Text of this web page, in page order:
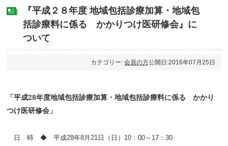
『平成２８年度 地域包括診療加算・地域包
括診療料に係る かかりつけ医研修会』に
ついて
カテゴリー: 会員の方公開日:2016年07月25日
「平成28年度地域包括診療加算・地域包括診療料に係る かかり
つけ医研修会」
日 時 ◆ 平成28年8月21日（日）10：00～17：30